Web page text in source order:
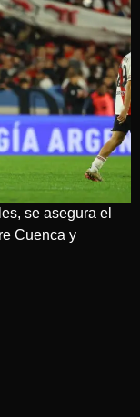
se asegura el
Cuenca y